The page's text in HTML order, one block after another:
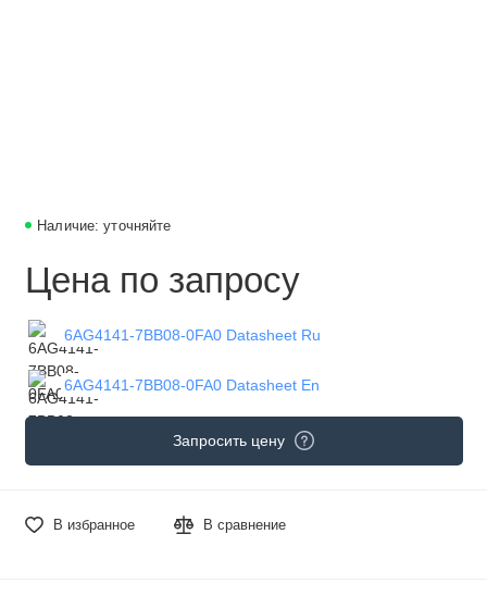
Наличие: уточняйте
Цена по запросу
6AG4141-7BB08-0FA0 Datasheet Ru
6AG4141-7BB08-0FA0 Datasheet En
Запросить цену
В избранное В сравнение